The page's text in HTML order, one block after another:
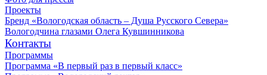
Проекты
Бренд «Вологодская область – Душа Русского Севера»
Вологодчина глазами Олега Кувшинникова
Контакты
Программы
Программа «В первый раз в первый класс»